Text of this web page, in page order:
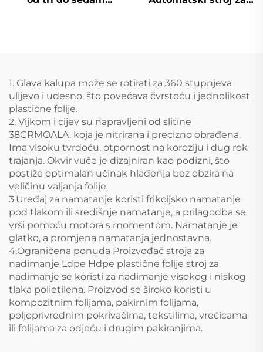
1. Glava kalupa može se rotirati za 360 stupnjeva
ulijevo i udesno, što povećava čvrstoću i jednolikost
plastične folije.
2. Vijkom i cijev su napravljeni od slitine
38CRMOALA, koja je nitrirana i precizno obrađena.
Ima visoku tvrdoću, otpornost na koroziju i dug rok
trajanja. Okvir vuče je dizajniran kao podizni, što
postiže optimalan učinak hlađenja bez obzira na
veličinu valjanja folije.
3.Uređaj za namatanje koristi frikcijsko namatanje
pod tlakom ili središnje namatanje, a prilagodba se
vrši pomoću motora s momentom. Namatanje je
glatko, a promjena namatanja jednostavna.
4.Ograničena ponuda Proizvođač stroja za
nadimanje Ldpe Hdpe plastične folije stroj za
nadimanje se koristi za nadimanje visokog i niskog
tlaka polietilena. Proizvod se široko koristi u
kompozitnim folijama, pakirnim folijama,
poljoprivrednim pokrivačima, tekstilima, vrećicama
ili folijama za odjeću i drugim pakiranjima.